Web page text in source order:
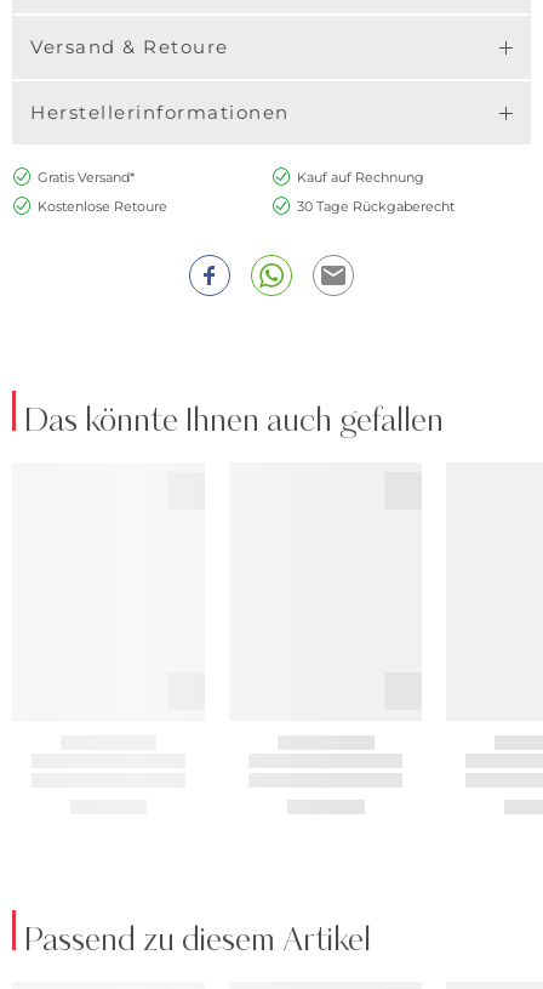
Versand & Retoure
Herstellerinformationen
Gratis Versand*
Kauf auf Rechnung
Kostenlose Retoure
30 Tage Rückgaberecht
Das könnte Ihnen auch gefallen
Passend zu diesem Artikel